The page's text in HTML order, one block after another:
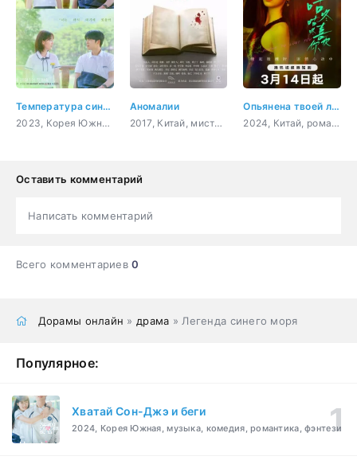
Температура синего
2023, Корея Южная, романтика, молодость
Аномалии
2017, Китай, мистика, ужасы
Опьянена твоей любовью
2024, Китай, романтика
Оставить комментарий
Написать комментарий
Всего комментариев0
Дорамы онлайн » драма » Легенда синего моря
Популярное:
Хватай Сон-Джэ и беги
2024, Корея Южная, музыка, комедия, романтика, фэнтези